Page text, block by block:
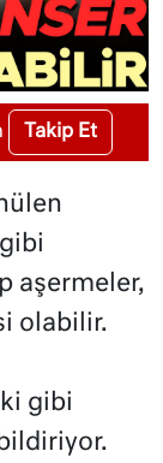
Takip Et
aşermeler,
olabilir.
gibi